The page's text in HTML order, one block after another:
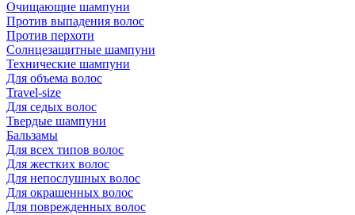
Очищающие шампуни
Против выпадения волос
Против перхоти
Солнцезащитные шампуни
Технические шампуни
Для объема волос
Travel-size
Для седых волос
Твердые шампуни
Бальзамы
Для всех типов волос
Для жестких волос
Для непослушных волос
Для окрашенных волос
Для поврежденных волос